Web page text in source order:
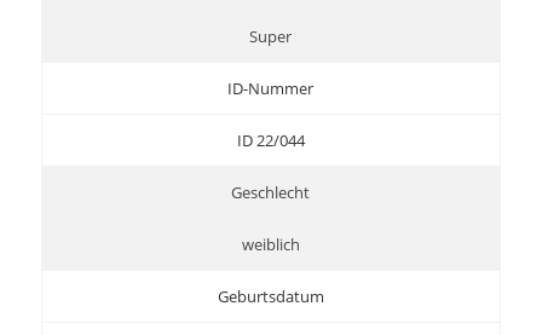
Super
ID-Nummer
ID 22/044
Geschlecht
weiblich
Geburtsdatum